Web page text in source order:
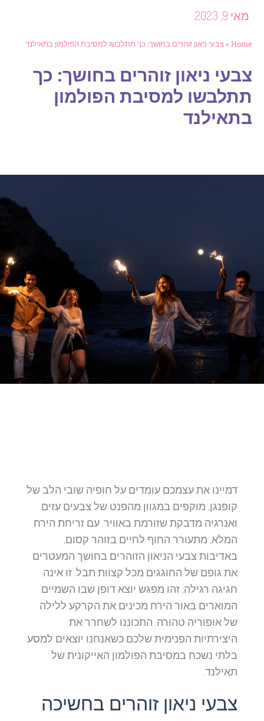
9, 2023
»צבעי ניאון זוהרים בחושך: כך תתלבשו למסיבת הפולמון בתאילנד
ניאון זוהרים בחושך: כך
למסיבת הפולמון
דמיינו את עצמכם עומדים על חופיה שובי הלב של
קופנגן, מוקפים במגוון מהפנט של צבעים עזים
ואנרגיה מדבקת שזורמת באוויר. עם זריחת הירח
המלא, מתעורר החוף לחיים בזוהר קסום,
באדיבות צבעי הניאון הזוהרים בחושך המעטרים
את גופם של החוגגים מכל קצוות תבל. זו אינה
חגיגה רגילה; זהו מפגש יוצא דופן שבו השמיים
המוארים באור הירח מכינים את הקרקע ללילה
של אופוריה טהורה. התכוננו לשחרר את
היצירתיות הפנימית שלכם כשאנחנו יוצאים למסע
בלתי נשכח במסיבת הפולמון האייקונית של
תאילנד.
צבעי ניאון זוהרים בחשיכה